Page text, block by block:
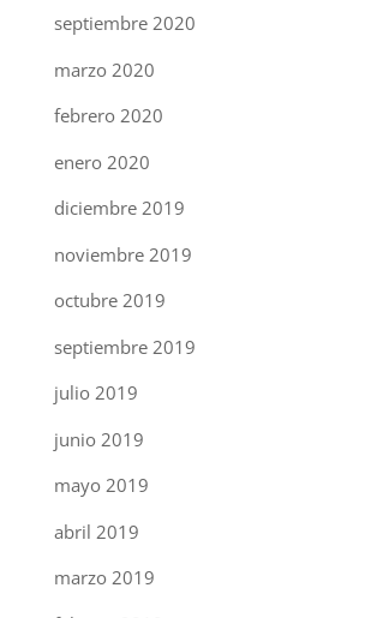
septiembre 2020
marzo 2020
febrero 2020
enero 2020
diciembre 2019
noviembre 2019
octubre 2019
septiembre 2019
julio 2019
junio 2019
mayo 2019
abril 2019
marzo 2019